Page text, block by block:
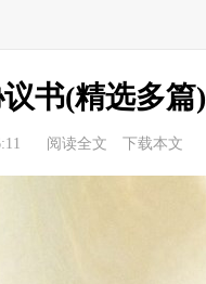
书(精选多篇)
阅读全文 下载本文